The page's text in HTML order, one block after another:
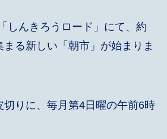
しんきろうロード」にて、約
る新しい「朝市」が始まりま
切りに、毎月第4日曜の午前6時